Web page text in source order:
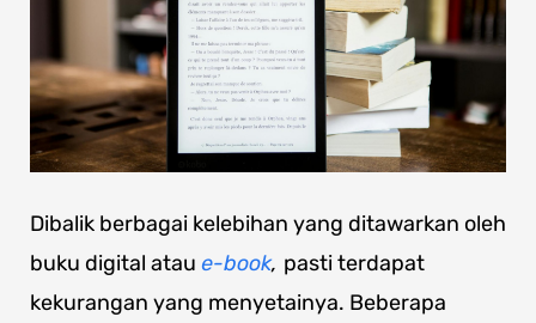
Dibalik berbagai kelebihan yang ditawarkan oleh
buku digital atau e-book, pasti terdapat
kekurangan yang menyetainya. Beberapa